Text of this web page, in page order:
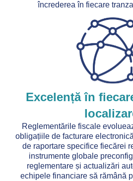
încrederea în fiecare
Excelență în
Reglementările fiscale
obligațiile de facturare
de raportare specifice fiecărei
instrumente globale
reglementare și actualizări
echipele financiare să rămână